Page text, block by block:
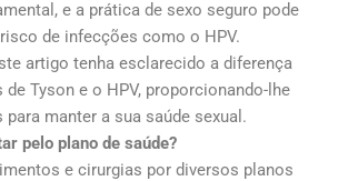
e a prática de sexo seguro pode
de infecções como o HPV.
artigo tenha esclarecido a diferença
de Tyson e o HPV, proporcionando-lhe
manter a sua saúde sexual.
pelo plano de saúde?
e cirurgias por diversos planos